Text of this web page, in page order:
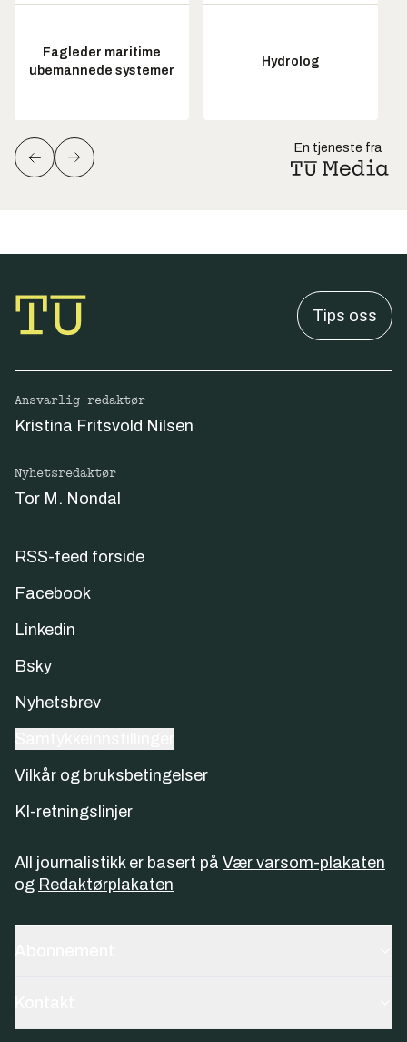
Fagleder maritime
ubemannede systemer
Hydrolog
En tjeneste fra
Tips oss
Ansvarlig redaktør
Kristina Fritsvold Nilsen
Nyhetsredaktør
Tor M. Nondal
RSS-feed forside
Facebook
Linkedin
Bsky
Nyhetsbrev
Vilkår og bruksbetingelser
KI-retningslinjer
All journalistikk er basert på Vær varsom-plakaten
og Redaktørplakaten